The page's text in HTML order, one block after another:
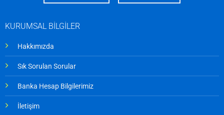
KURUMSAL BİLGİLER
Hakkımızda
Sık Sorulan Sorular
Banka Hesap Bilgilerimiz
İletişim